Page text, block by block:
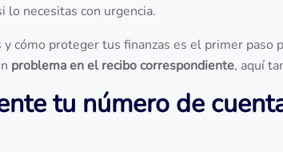
lo necesitas con urgencia.
cómo proteger tus finanzas es el primer paso
problema en el recibo correspondiente, aquí
tu número de